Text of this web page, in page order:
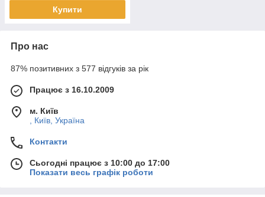
Купити
Про нас
87% позитивних з 577 відгуків за рік
Працює з 16.10.2009
м. Київ
, Київ, Україна
Контакти
Сьогодні працює з 10:00 до 17:00
Показати весь графік роботи